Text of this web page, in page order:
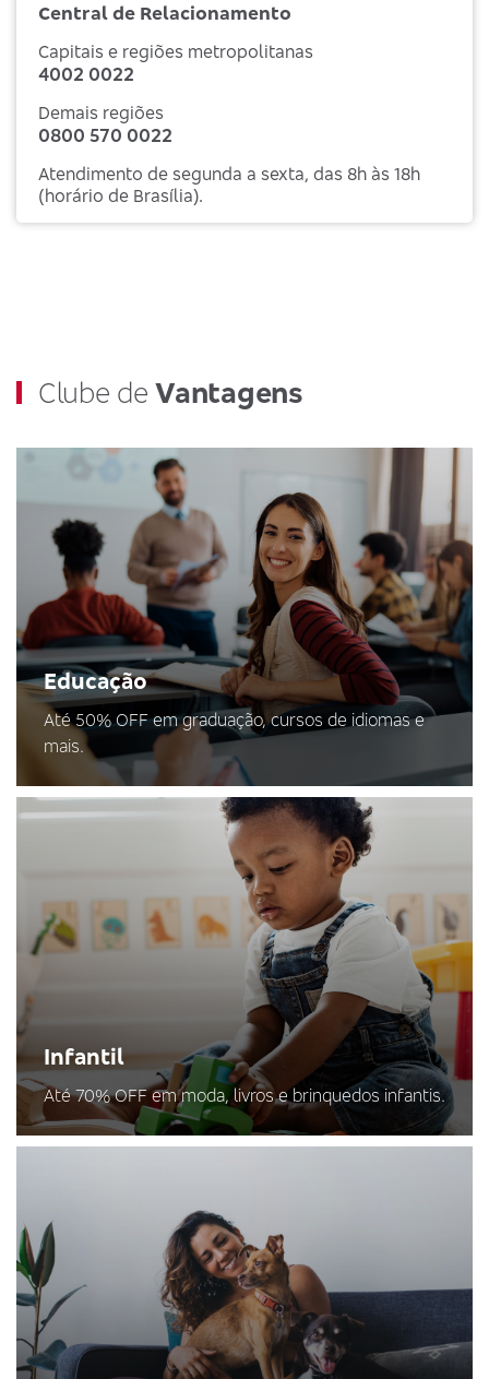
Central de Relacionamento
Capitais e regiões metropolitanas
4002 0022
Demais regiões
0800 570 0022
Atendimento de segunda a sexta, das 8h às 18h
(horário de Brasília).
Clube deVantagens
Educação
Até 50% OFF em graduação, cursos de idiomas e
mais.
Infantil
Até 70% OFF em moda, livros e brinquedos infantis.